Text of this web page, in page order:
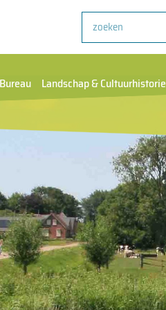
Zoeken
Bureau Landschap & Cultuurhistorie